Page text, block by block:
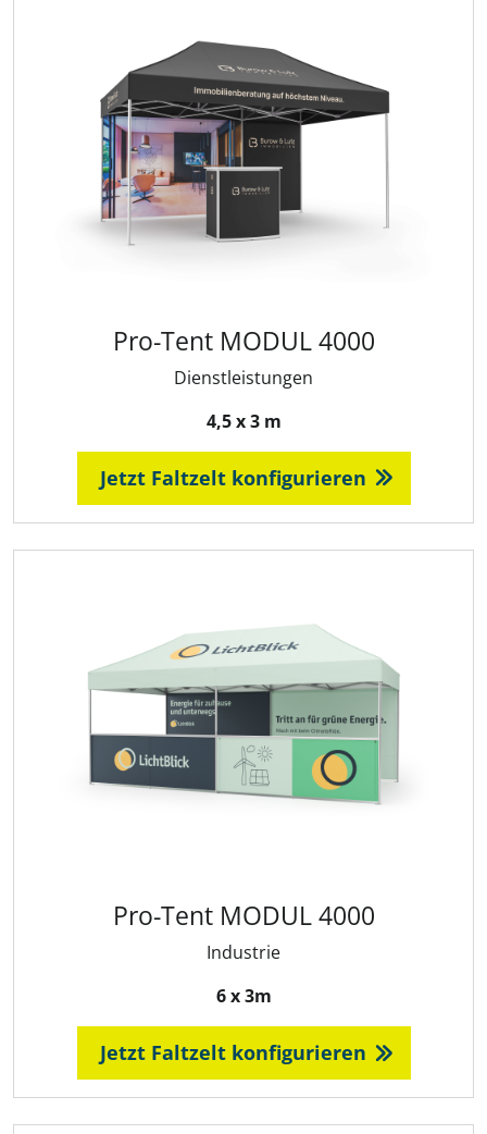
Pro-Tent MODUL 4000
Dienstleistungen
4,5 x 3 m
Jetzt Faltzelt konfigurieren
Pro-Tent MODUL 4000
Industrie
6 x 3m
Jetzt Faltzelt konfigurieren